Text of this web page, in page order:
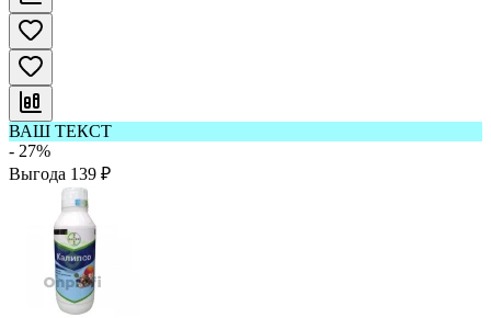
ВАШ ТЕКСТ
- 27%
Выгода 139 ₽